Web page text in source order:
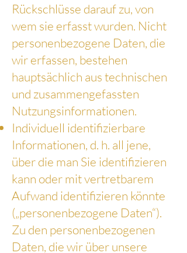
Rückschlüsse darauf zu, von
wem sie erfasst wurden. Nicht
personenbezogene Daten, die
wir erfassen, bestehen
hauptsächlich aus technischen
und zusammengefassten
Nutzungsinformationen.
Individuell identifizierbare
Informationen, d. h. all jene,
über die man Sie identifizieren
kann oder mit vertretbarem
Aufwand identifizieren könnte
(„personenbezogene Daten“).
Zu den personenbezogenen
Daten, die wir über unsere